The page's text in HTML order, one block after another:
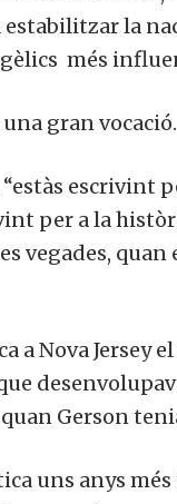
la
més
gran vocació.
“estàs escrivint
per a la
vegades,
Nova Jersey el
Gerson
uns anys